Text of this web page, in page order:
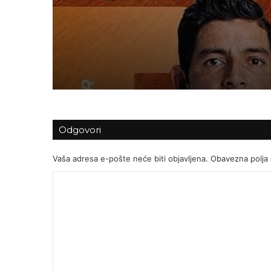
MATE PAVIĆ ULAZI
Predstavljamo
Dodig Tennis Center
Odgovori
Vaša adresa e-pošte neće biti objavljena. Obavezna